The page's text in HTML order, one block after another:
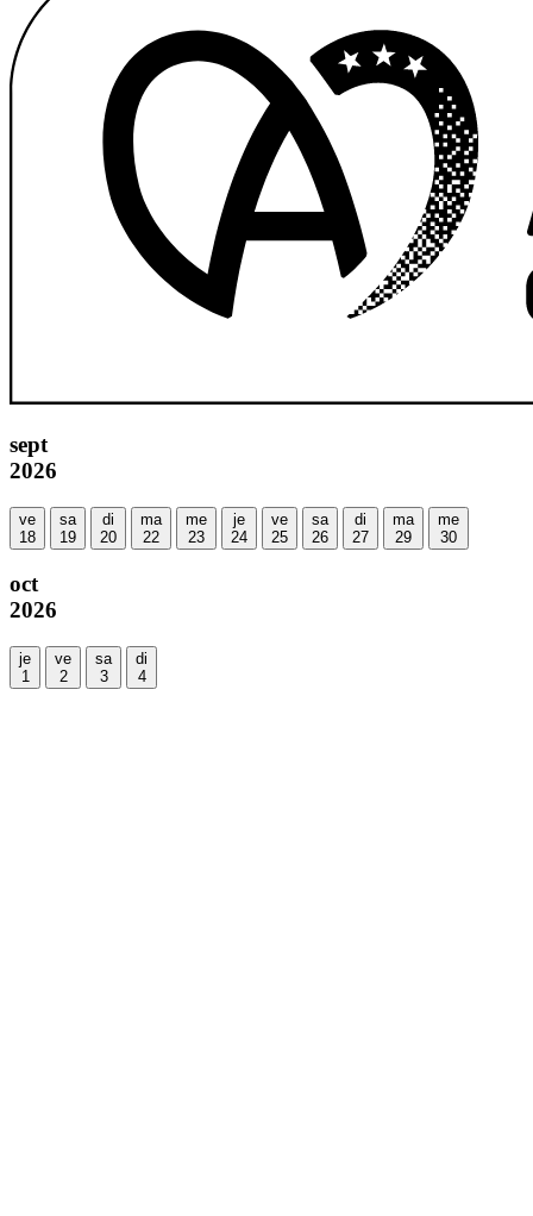
sept
2026
ve
18
sa
19
di
20
ma
22
me
23
je
24
ve
25
sa
26
di
27
ma
29
me
30
oct
2026
je
1
ve
2
sa
3
di
4